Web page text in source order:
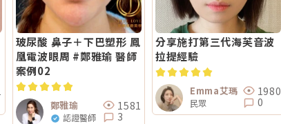
玻尿酸 鼻子＋下巴塑形 鳳
凰電波眼周 #鄭雅瑜 醫師
案例02
鄭雅瑜
認證醫師
1581
3
分享施打第三代海芙音波
拉提經驗
Emma艾瑪
民眾
1980
0